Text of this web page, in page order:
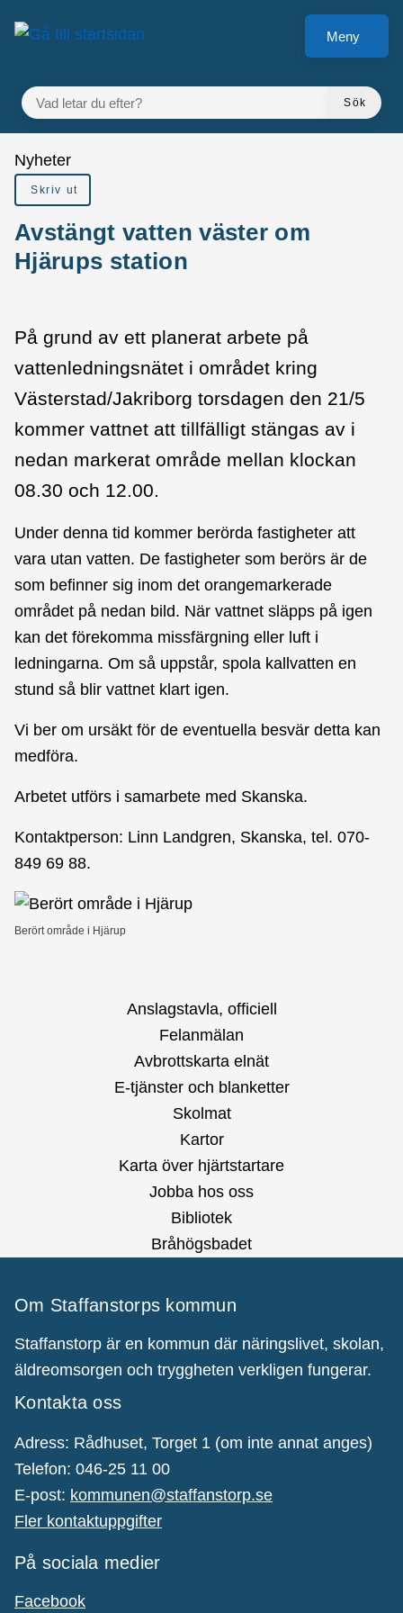
Gå till innehåll
Meny
VAD LETAR DU EFTER?
Sök
Du är här:
Nyheter
Skriv ut
Avstängt vatten väster om
Hjärups station
På grund av ett planerat arbete på
vattenledningsnätet i området kring
Västerstad/Jakriborg torsdagen den 21/5
kommer vattnet att tillfälligt stängas av i
nedan markerat område mellan klockan
08.30 och 12.00.
Under denna tid kommer berörda fastigheter att
vara utan vatten. De fastigheter som berörs är de
som befinner sig inom det orangemarkerade
området på nedan bild. När vattnet släpps på igen
kan det förekomma missfärgning eller luft i
ledningarna. Om så uppstår, spola kallvatten en
stund så blir vattnet klart igen.
Vi ber om ursäkt för de eventuella besvär detta kan
medföra.
Arbetet utförs i samarbete med Skanska.
Kontaktperson: Linn Landgren, Skanska, tel. 070-
849 69 88.
Berört område i Hjärup
Anslagstavla, officiell
Felanmälan
Avbrottskarta elnät
E-tjänster och blanketter
Skolmat
Kartor
Karta över hjärtstartare
Jobba hos oss
Bibliotek
Bråhögsbadet
Om Staffanstorps kommun
Staffanstorp är en kommun där näringslivet, skolan,
äldreomsorgen och tryggheten verkligen fungerar.
Kontakta oss
Adress: Rådhuset, Torget 1 (om inte annat anges)
Telefon: 046-25 11 00
E-post: kommunen@staffanstorp.se
Fler kontaktuppgifter
På sociala medier
Facebook